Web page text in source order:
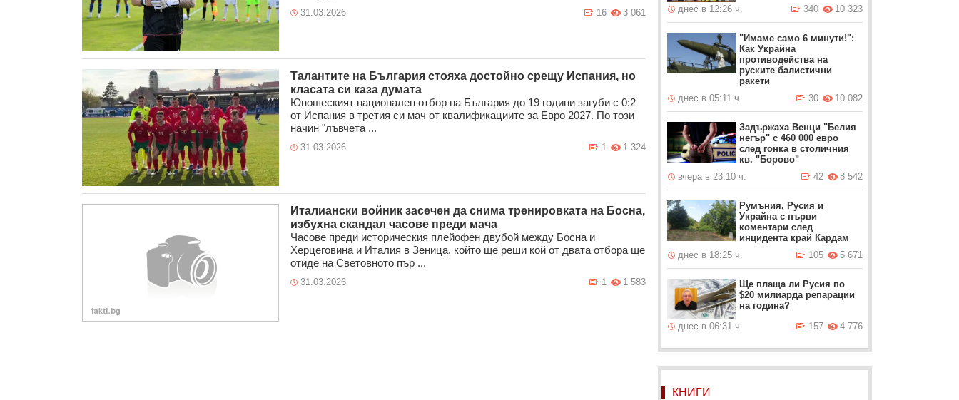
31.03.2026 3 061
16
Талантите на България стояха достойно срещу Испания, но
класата си каза думата
Юношеският национален отбор на България до 19 години загуби с 0:2
от Испания в третия си мач от квалификациите за Евро 2027. По този
начин "лъвчета ...
31.03.2026 1 324
1
Италиански войник засечен да снима тренировката на Босна,
избухна скандал часове преди мача
Часове преди историческия плейофен двубой между Босна и
Херцеговина и Италия в Зеница, който ще реши кой от двата отбора ще
отиде на Световното пър ...
31.03.2026 1 583
1
днес в 12:26 ч.
10 323
340
"Имаме само 6 минути!":
Как Украйна
противодейства на
руските балистични
ракети
днес в 05:11 ч.
10 082
30
Задържаха Венци "Белия
негър" с 460 000 евро
след гонка в столичния
кв. "Борово"
вчера в 23:10 ч.
8 542
42
Румъния, Русия и
Украйна с първи
коментари след
инцидента край Кардам
днес в 18:25 ч.
5 671
105
Ще плаща ли Русия по
$20 милиарда репарации
на година?
днес в 06:31 ч.
4 776
157
КНИГИ